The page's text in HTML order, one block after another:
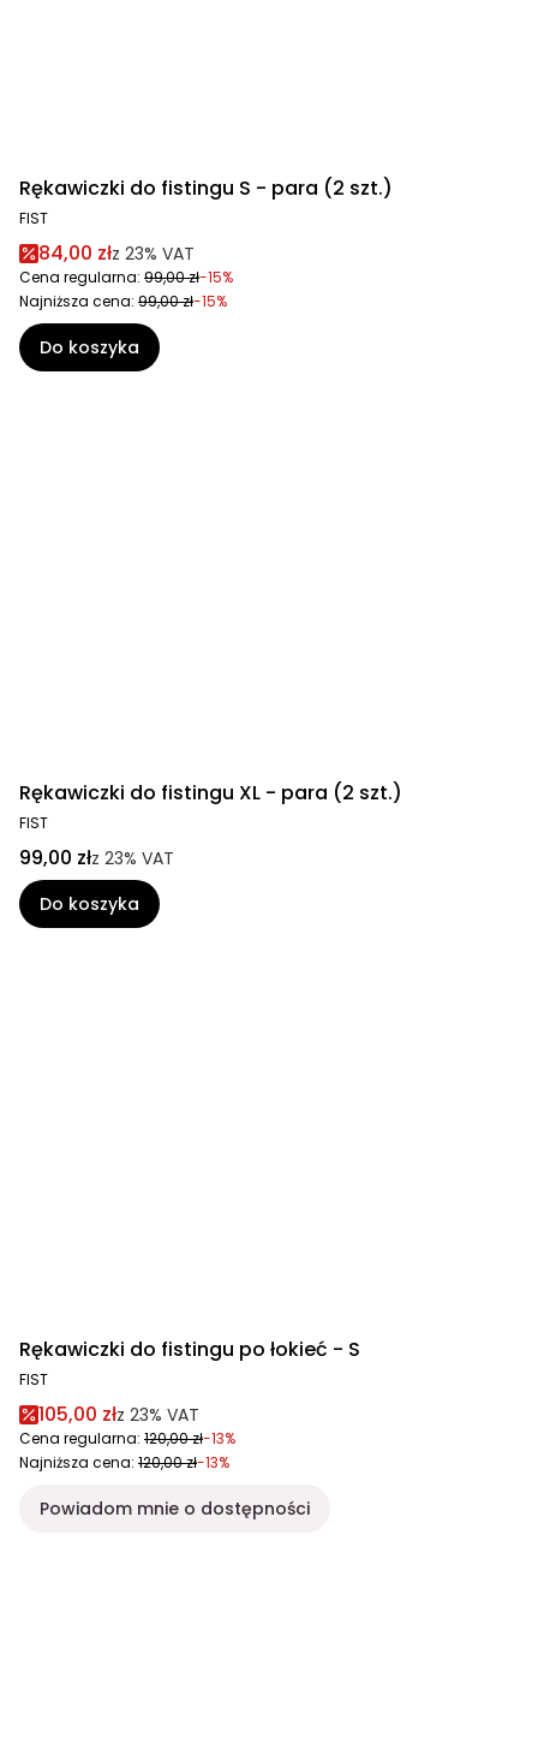
Rękawiczki do fistingu S - para (2 szt.)
FIST
84,00 złz 23% VAT
Cena regularna: 99,00 zł-15%
Najniższa cena: 99,00 zł-15%
Do koszyka
Rękawiczki do fistingu XL - para (2 szt.)
FIST
99,00 złz 23% VAT
Do koszyka
Rękawiczki do fistingu po łokieć - S
FIST
105,00 złz 23% VAT
Cena regularna: 120,00 zł-13%
Najniższa cena: 120,00 zł-13%
Powiadom mnie o dostępności